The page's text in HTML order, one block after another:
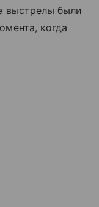
выстрелы были
когда